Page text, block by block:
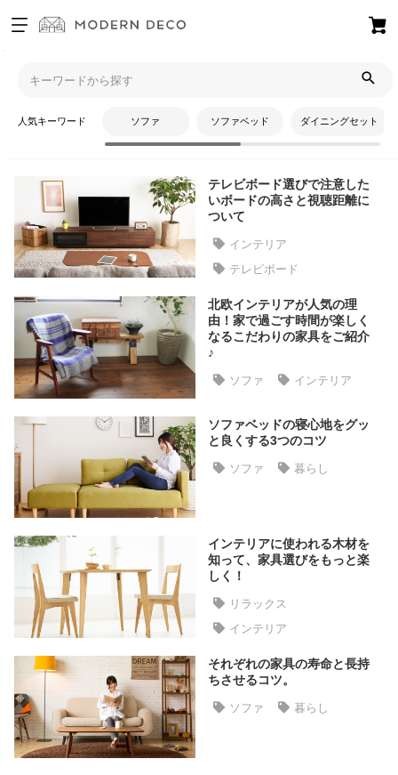
り
最
ェ
ク
し
た
イ
ム
一
気
ア
イ
人気キーワード ソファ ソファベッド ダイニングセット
モダンデコTOP コラム
インテリア
テレビボード選びで注意した
いボードの高さと視聴距離に
ついて
インテリア
テレビボード
北欧インテリアが人気の理
由！家で過ごす時間が楽しく
なるこだわりの家具をご紹介
♪
ソファ インテリア
ソファベッドの寝心地をグッ
と良くする3つのコツ
ソファ 暮らし
インテリアに使われる木材を
知って、家具選びをもっと楽
しく！
リラックス
インテリア
それぞれの家具の寿命と長持
ちさせるコツ。
ソファ 暮らし